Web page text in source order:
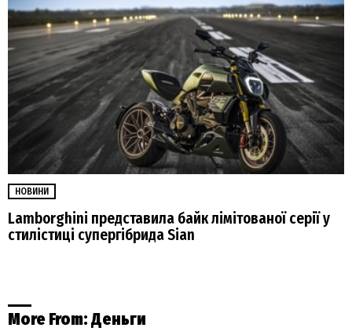
НОВИНИ
Lamborghini представила байк лімітованої серії у
стилістиці супергібрида Sian
More From:Деньги